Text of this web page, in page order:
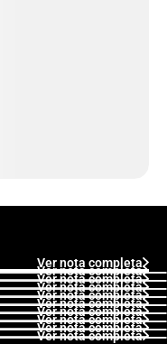
Ver nota completa
Ver nota completa
Ver nota completa
Ver nota completa
Ver nota completa
Ver nota completa
Ver nota completa
Ver nota completa
Ver nota completa
Ver nota completa